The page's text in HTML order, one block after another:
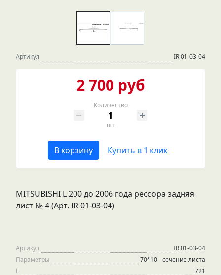
Артикул IR 01-03-04
2 700 руб
Количество
шт
В корзину Купить в 1 клик
MITSUBISHI L 200 до 2006 года рессора задняя
лист № 4 (Арт. IR 01-03-04)
Артикул
IR 01-03-04
Параметры
70*10 - сечение листа
L
721